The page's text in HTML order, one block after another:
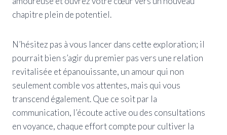
chapitre plein de potentiel.
N’hésitez pas à vous lancer dans cette exploration; il
pourrait bien s’agir du premier pas vers une relation
revitalisée et épanouissante, un amour qui non
seulement comble vos attentes, mais qui vous
transcend également. Que ce soit par la
communication, l’écoute active ou des consultations
en voyance, chaque effort compte pour cultiver la